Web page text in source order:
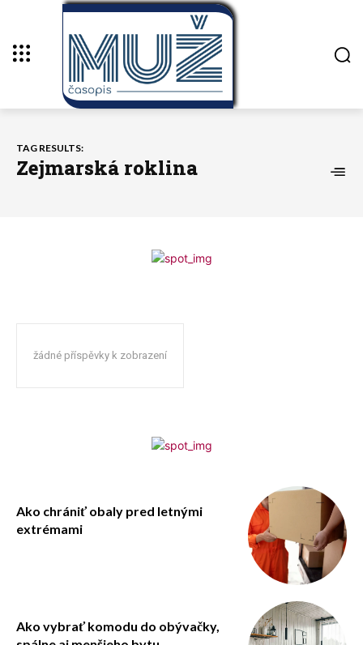
TAG RESULTS:
Zejmarská roklina
žádné příspěvky k zobrazení
Ako chrániť obaly pred letnými
extrémami
Ako vybrať komodu do obývačky,